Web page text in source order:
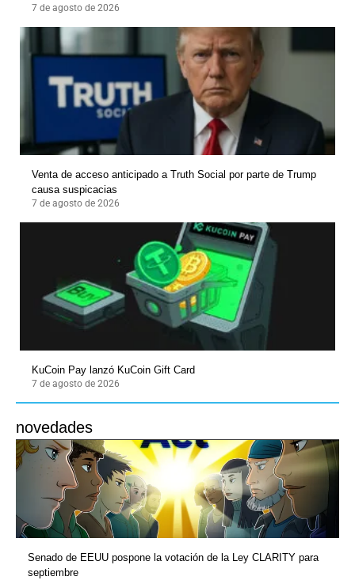
7 de agosto de 2026
Venta de acceso anticipado a Truth Social por parte de Trump
causa suspicacias
7 de agosto de 2026
KuCoin Pay lanzó KuCoin Gift Card
7 de agosto de 2026
novedades
Senado de EEUU pospone la votación de la Ley CLARITY para
septiembre